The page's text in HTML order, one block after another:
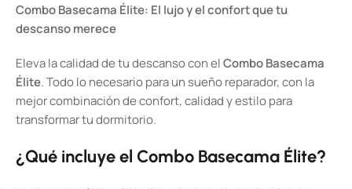
Combo Basecama Élite: El lujo y el confort que tu
descanso merece
Eleva la calidad de tu descanso con elCombo Basecama
Élite. Todo lo necesario para un sueño reparador, con la
mejor combinación de confort, calidad y estilo para
transformar tu dormitorio.
¿Qué incluye el Combo Basecama Élite?